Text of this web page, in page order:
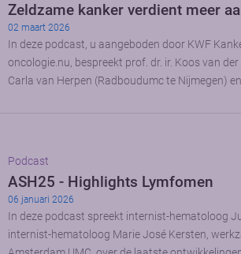
Zeldzame kanker verdient meer
02 maart 2026
In deze podcast, u aangeboden door KWF
oncologie.nu, bespreekt prof. dr. ir. Koos van
Carla van Herpen (Radboudumc te Nijmegen)
Podcast
ASH25 - Highlights Lymfomen
06 januari 2026
In deze podcast spreekt internist-hematoloog
internist-hematoloog Marie José Kersten,